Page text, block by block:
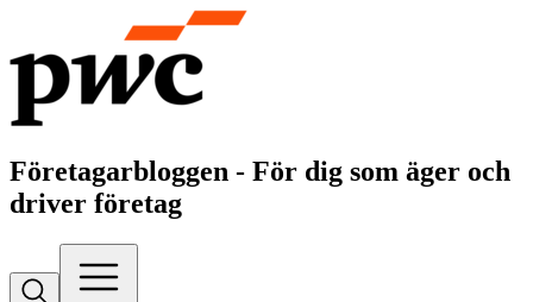
Företagarbloggen - För dig som äger och
driver företag